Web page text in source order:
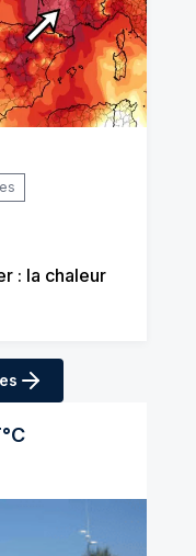
: la chaleur